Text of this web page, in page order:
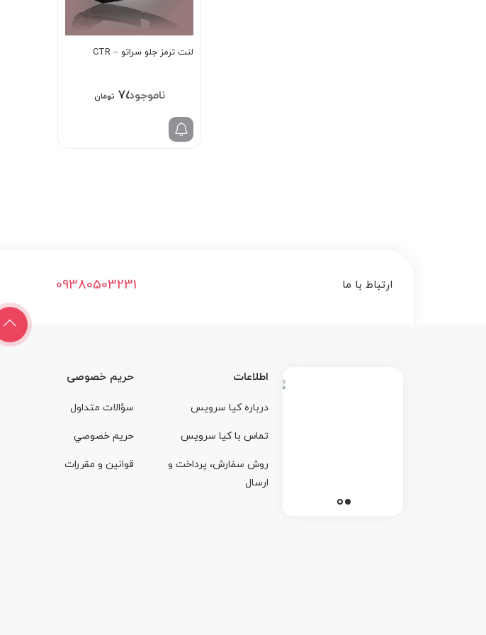
لنت ترمز جلو سراتو – CTR
۷۵۰,۰۰۰ تومان
ارتباط با ما 09380503231
اطلاعات
درباره کيا سرويس
تماس با کيا سرويس
روش سفارش، پرداخت و
ارسال
حریم خصوصی
سؤالات متداول
حريم خصوصي
قوانين و مقررات